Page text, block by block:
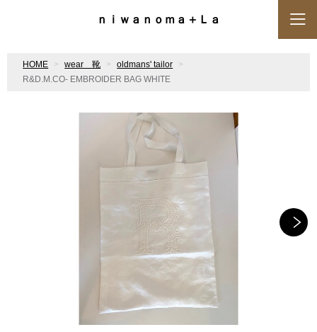
ｎｉｗａｎｏｍａ＋Ｌａ
HOME wear 靴
oldmans' tailor
R&D.M.CO- EMBROIDER BAG WHITE